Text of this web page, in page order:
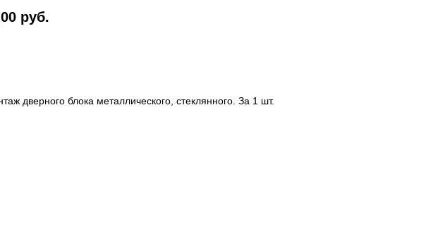
руб.
дверного блока металлического, стеклянного. За 1 шт.